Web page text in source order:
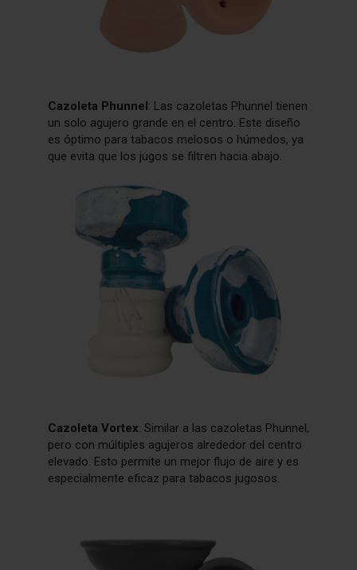
Cazoleta Phunnel: Las cazoletas Phunnel tienen
un solo agujero grande en el centro. Este diseño
es óptimo para tabacos melosos o húmedos, ya
que evita que los jugos se filtren hacia abajo.
Cazoleta Vortex: Similar a las cazoletas Phunnel,
pero con múltiples agujeros alrededor del centro
elevado. Esto permite un mejor flujo de aire y es
especialmente eficaz para tabacos jugosos.